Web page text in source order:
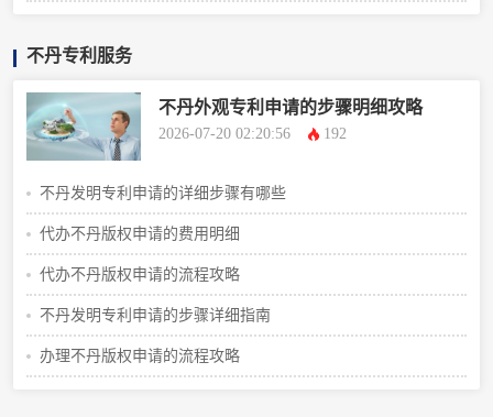
不丹专利服务
不丹外观专利申请的步骤明细攻略
2026-07-20 02:20:56 192
不丹发明专利申请的详细步骤有哪些
代办不丹版权申请的费用明细
代办不丹版权申请的流程攻略
不丹发明专利申请的步骤详细指南
办理不丹版权申请的流程攻略